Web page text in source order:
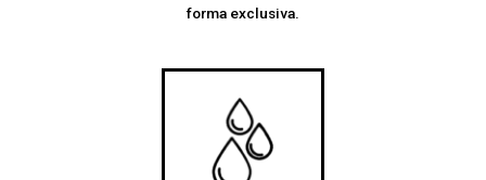
forma exclusiva.